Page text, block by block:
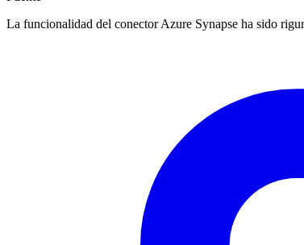
La funcionalidad del conector Azure Synapse ha sido